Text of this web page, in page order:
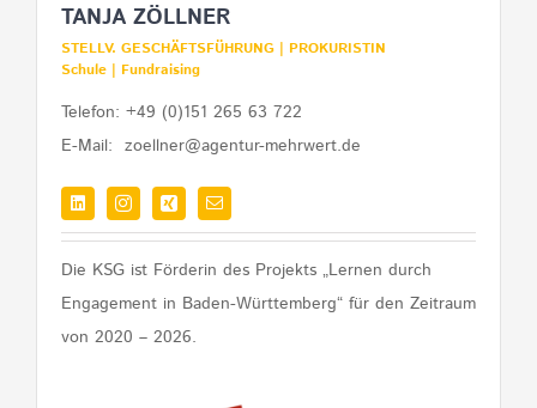
TANJA ZÖLLNER
STELLV. GESCHÄFTSFÜHRUNG | PROKURISTIN
Schule | Fundraising
Telefon: +49 (0)151 265 63 722
E-Mail: zoellner@agentur-mehrwert.de
Die KSG ist Förderin des Projekts „Lernen durch
Engagement in Baden-Württemberg“ für den Zeitraum
von 2020 – 2026.